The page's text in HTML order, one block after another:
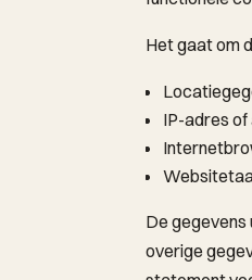
Het gaat om
IP-adres of
De gegevens
overige